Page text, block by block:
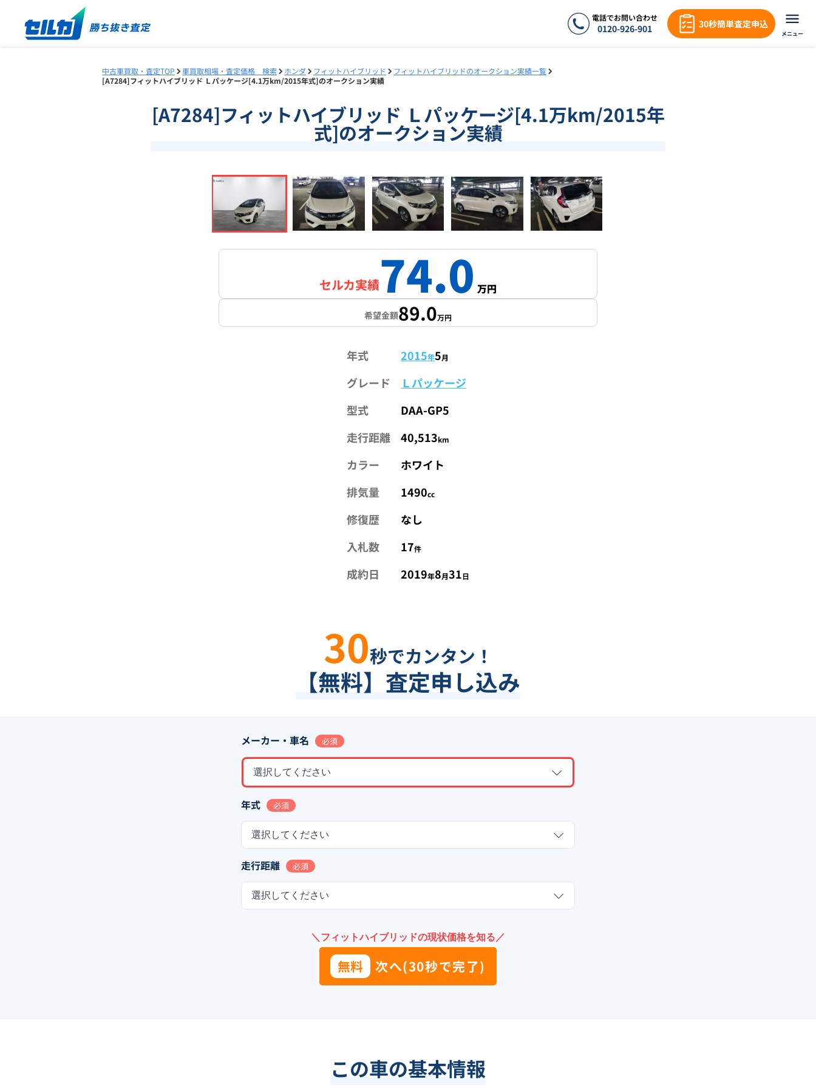
電話でお問い合わせ
0120-926-901 30秒簡単査定申込
メニュー
中古車買取・査定TOP 車買取相場・査定価格 検索 ホンダ フィットハイブリッド
フィットハイブリッドのオークション実績一覧
[A7284]フィットハイブリッド Ｌパッケージ[4.1万km/2015年式]のオークション実績
[A7284]フィットハイブリッド Ｌパッケージ[4.1万km/2015年
式]のオークション実績
1/14
セルカ実績74.0 万円
希望金額89.0万円
年式 2015年5月
グレード
Ｌパッケージ
型式
DAA-GP5
走行距離
40,513km
カラー
ホワイト
排気量
1490cc
修復歴
なし
入札数
17件
成約日 2019年8月31日
30秒でカンタン！
【無料】査定申し込み
メーカー・車名 必須
選択してください
年式 必須
選択してください
走行距離 必須
選択してください
＼フィットハイブリッドの現状価格を知る／
無料 次へ(30秒で完了)
この車の基本情報